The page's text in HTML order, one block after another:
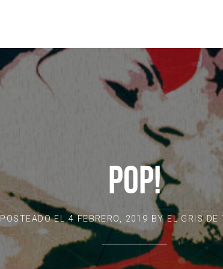
POP!
POSTEADO EL 4 FEBRERO, 2019 BYEL GRIS DE